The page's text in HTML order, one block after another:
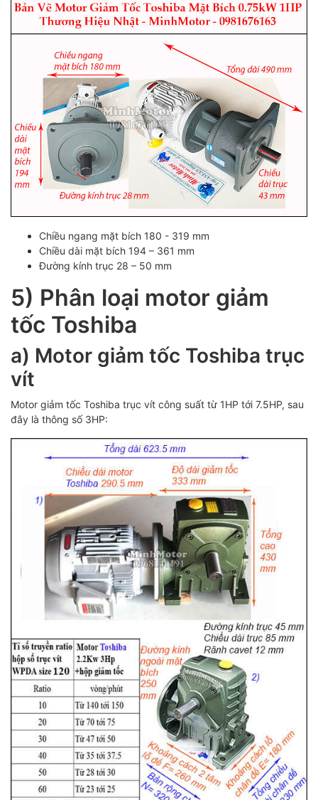
Chiều ngang mặt bích 180 - 319 mm
Chiều dài mặt bích 194 – 361 mm
Đường kính trục 28 – 50 mm
5) Phân loại motor giảm
tốc Toshiba
a) Motor giảm tốc Toshiba trục
vít
Motor giảm tốc Toshiba trục vít công suất từ 1HP tới 7.5HP, sau
đây là thông số 3HP: